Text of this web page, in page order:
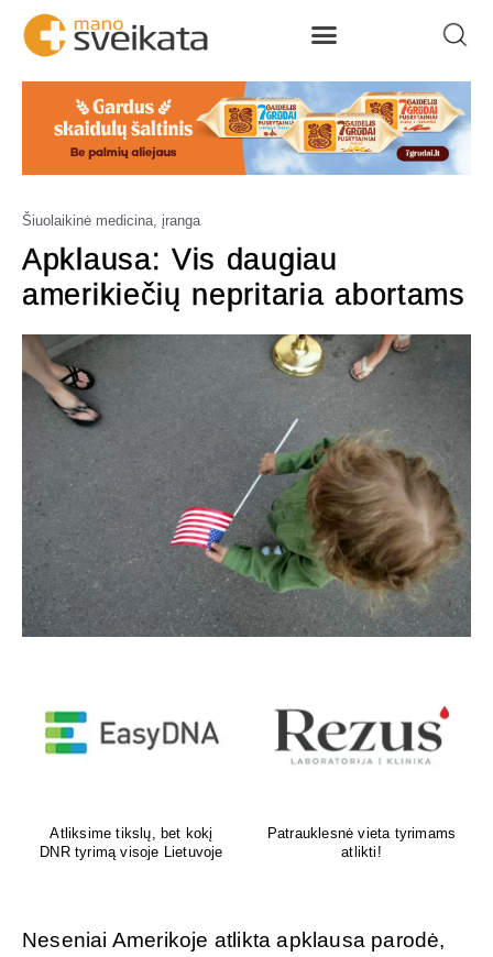
Šiuolaikinė medicina, įranga
Apklausa: Vis daugiau
amerikiečių nepritaria abortams
Venų ligų diagnostika,
lazerinis ir chirurginis
Psichoterapeutas
M.G.Maksimalietis
Neseniai Amerikoje atlikta apklausa parodė,